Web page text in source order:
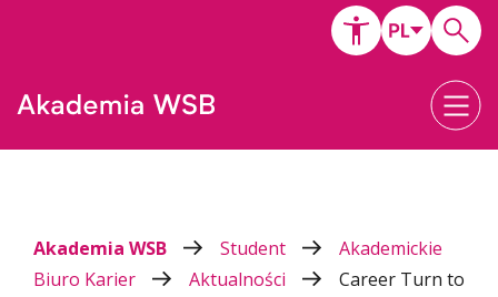
Akademia WSB Student
Akademickie
Biuro Karier
Aktualności
Career Turn to